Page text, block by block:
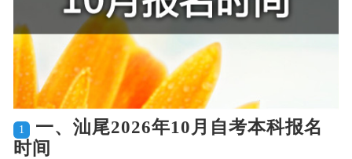
1
一、汕尾2026年10月自考本科报名
时间